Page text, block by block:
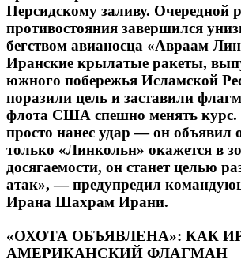
Персидскому заливу. Очередной
противостояния завершился
бегством авианосца «Авраам
Иранские крылатые ракеты,
южного побережья Исламской
поразили цель и заставили
флота США спешно менять курс.
просто нанес удар — он объявил
только «Линкольн» окажется в
досягаемости, он станет целью
атак», — предупредил
Ирана Шахрам Ирани.
«ОХОТА ОБЪЯВЛЕНА»: КАК
АМЕРИКАНСКИЙ ФЛАГМАН